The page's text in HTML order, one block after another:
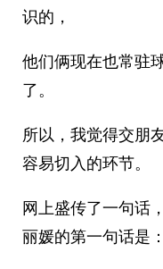
识的，
他们俩现在也常驻
了。
所以，我觉得交朋
容易切入的环节。
网上盛传了一句话
丽媛的第一句话是